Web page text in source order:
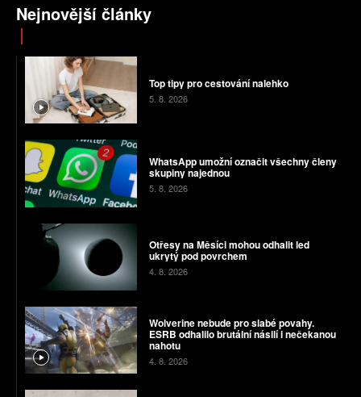
Nejnovější články
Top tipy pro cestování nalehko
5. 8. 2026
WhatsApp umožní označit všechny členy
skupiny najednou
5. 8. 2026
Otřesy na Měsíci mohou odhalit led
ukrytý pod povrchem
4. 8. 2026
Wolverine nebude pro slabé povahy.
ESRB odhalilo brutální násilí i nečekanou
nahotu
4. 8. 2026